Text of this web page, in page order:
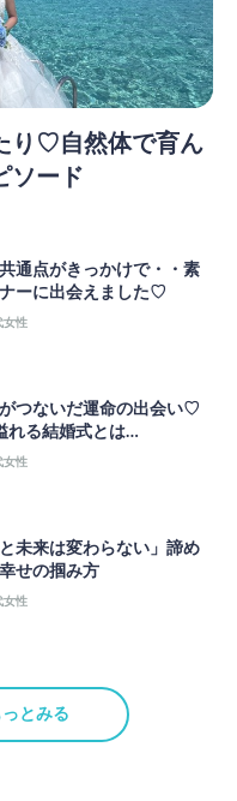
り♡自然体で育ん
ソード
通点がきっかけで・・素
ーに出会えました♡
女性
つないだ運命の出会い♡
れる結婚式とは…
女性
と未来は変わらない」諦め
せの掴み方
女性
とみる